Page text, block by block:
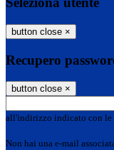
button close ×
Recupero
button close ×
all'indirizzo indicato con le
Non hai una e-mail